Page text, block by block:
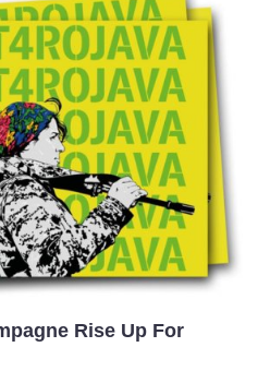
Rise Up For